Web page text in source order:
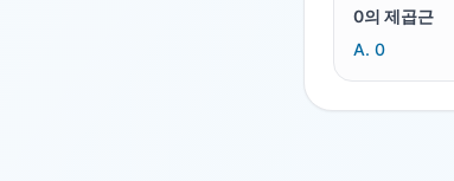
0의 제곱근
A. 0